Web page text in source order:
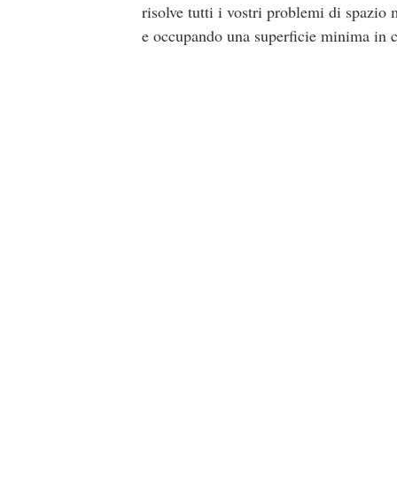
risolve tutti i vostri problemi di spazio
e occupando una superficie minima